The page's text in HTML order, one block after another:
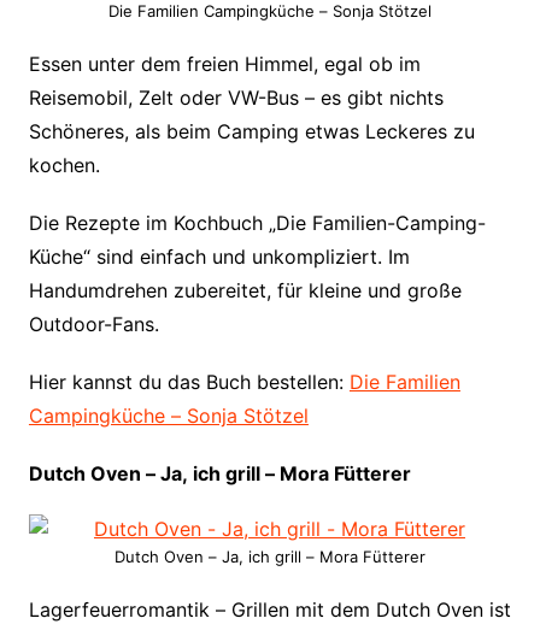
Die Familien Campingküche – Sonja Stötzel
Essen unter dem freien Himmel, egal ob im
Reisemobil, Zelt oder VW-Bus – es gibt nichts
Schöneres, als beim Camping etwas Leckeres zu
kochen.
Die Rezepte im Kochbuch „Die Familien-Camping-
Küche“ sind einfach und unkompliziert. Im
Handumdrehen zubereitet, für kleine und große
Outdoor-Fans.
Hier kannst du das Buch bestellen: Die Familien
Campingküche – Sonja Stötzel
Dutch Oven – Ja, ich grill – Mora Fütterer
Dutch Oven – Ja, ich grill – Mora Fütterer
Lagerfeuerromantik – Grillen mit dem Dutch Oven ist